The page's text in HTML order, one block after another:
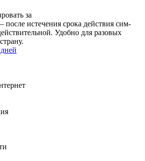
истечения срока действия сим-
Удобно для разовых